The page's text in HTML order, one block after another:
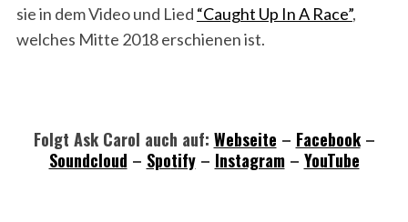
sie in dem Video und Lied “Caught Up In A Race”,
welches Mitte 2018 erschienen ist.
Folgt Ask Carol auch auf: Webseite – Facebook–
Soundcloud – Spotify– Instagram– YouTube